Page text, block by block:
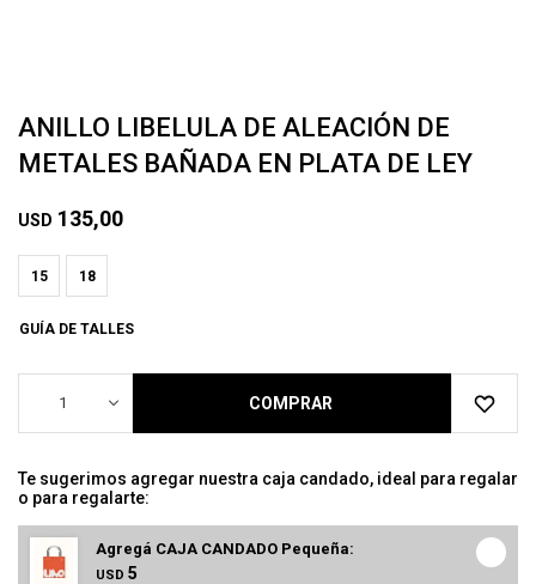
ANILLO LIBELULA DE ALEACIÓN DE
METALES BAÑADA EN PLATA DE LEY
USD 135,00
15 18
GUÍA DE TALLES
1 COMPRAR
Te sugerimos agregar nuestra caja candado, ideal para regalar
o para regalarte:
Agregá CAJA CANDADO Pequeña:
USD 5